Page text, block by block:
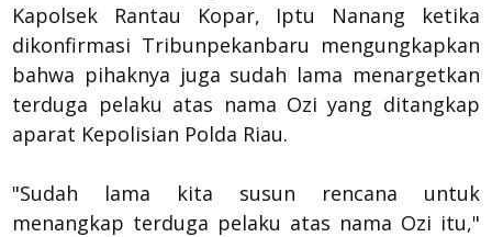
Kapolsek Rantau Kopar, Iptu Nanang ketika
dikonfirmasi Tribunpekanbaru mengungkapkan
bahwa pihaknya juga sudah lama menargetkan
terduga pelaku atas nama Ozi yang ditangkap
aparat Kepolisian Polda Riau.
"Sudah lama kita susun rencana untuk
menangkap terduga pelaku atas nama Ozi itu,"